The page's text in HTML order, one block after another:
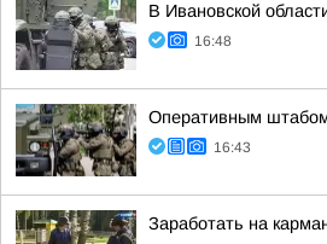
В Ивановской
16:48
Оперативным штабом
16:43
Заработать на